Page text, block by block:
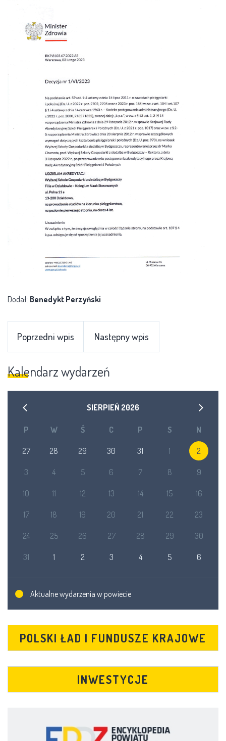
Dodał: Benedykt Perzyński
Poprzedni wpis Następny wpis
Kalendarz wydarzeń
SIERPIEŃ 2026
P W Ś C P S N
27 28 29 30 31 1 2
3 4 5 6 7 8 9
10 11 12 13 14 15 16
17 18 19 20 21 22 23
24 25 26 27 28 29 30
31 1 2 3 4 5 6
Aktualne wydarzenia w powiecie
POLSKI ŁAD I FUNDUSZE KRAJOWE
INWESTYCJE